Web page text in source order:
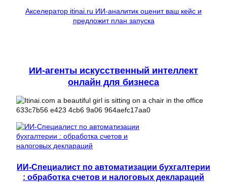
Акселератор itinai.ru ИИ-аналитик оценит ваш кейс и
предложит план запуска
ИИ-агенты искусственный интеллект
онлайн для бизнеса
ИИ-Специалист по автоматизации бухгалтерии
: обработка счетов и налоговых деклараций